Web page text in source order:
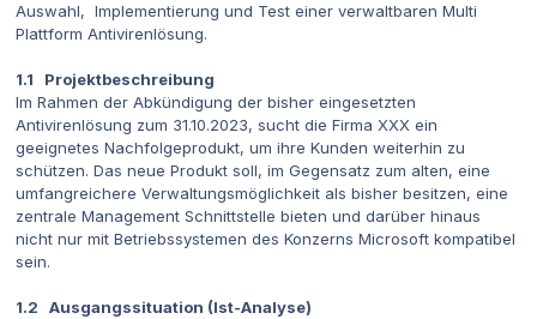
Auswahl, Implementierung und Test einer verwaltbaren Multi
Plattform Antivirenlösung.
1.1 Projektbeschreibung
Im Rahmen der Abkündigung der bisher eingesetzten
Antivirenlösung zum 31.10.2023, sucht die Firma XXX ein
geeignetes Nachfolgeprodukt, um ihre Kunden weiterhin zu
schützen. Das neue Produkt soll, im Gegensatz zum alten, eine
umfangreichere Verwaltungsmöglichkeit als bisher besitzen, eine
zentrale Management Schnittstelle bieten und darüber hinaus
nicht nur mit Betriebssystemen des Konzerns Microsoft kompatibel
sein.
1.2 Ausgangssituation (Ist-Analyse)